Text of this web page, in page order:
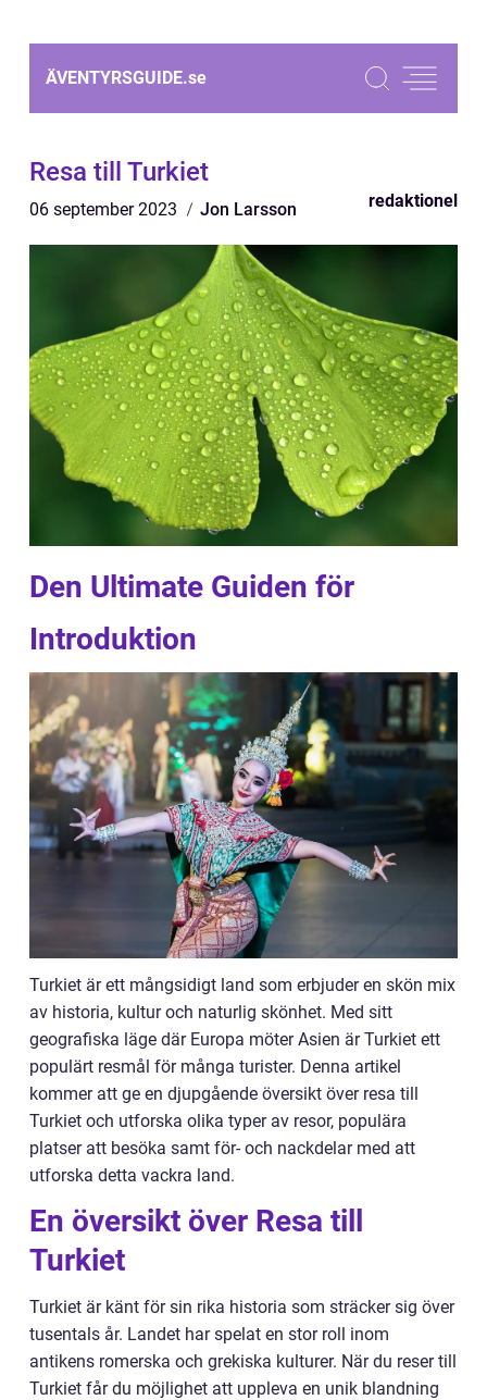
ÄVENTYRSGUIDE.se
Resa till Turkiet
06 september 2023 Jon Larsson redaktionel
Den Ultimate Guiden för
Introduktion
Turkiet är ett mångsidigt land som erbjuder en skön mix
av historia, kultur och naturlig skönhet. Med sitt
geografiska läge där Europa möter Asien är Turkiet ett
populärt resmål för många turister. Denna artikel
kommer att ge en djupgående översikt över resa till
Turkiet och utforska olika typer av resor, populära
platser att besöka samt för- och nackdelar med att
utforska detta vackra land.
En översikt över Resa till
Turkiet
Turkiet är känt för sin rika historia som sträcker sig över
tusentals år. Landet har spelat en stor roll inom
antikens romerska och grekiska kulturer. När du reser till
Turkiet får du möjlighet att uppleva en unik blandning